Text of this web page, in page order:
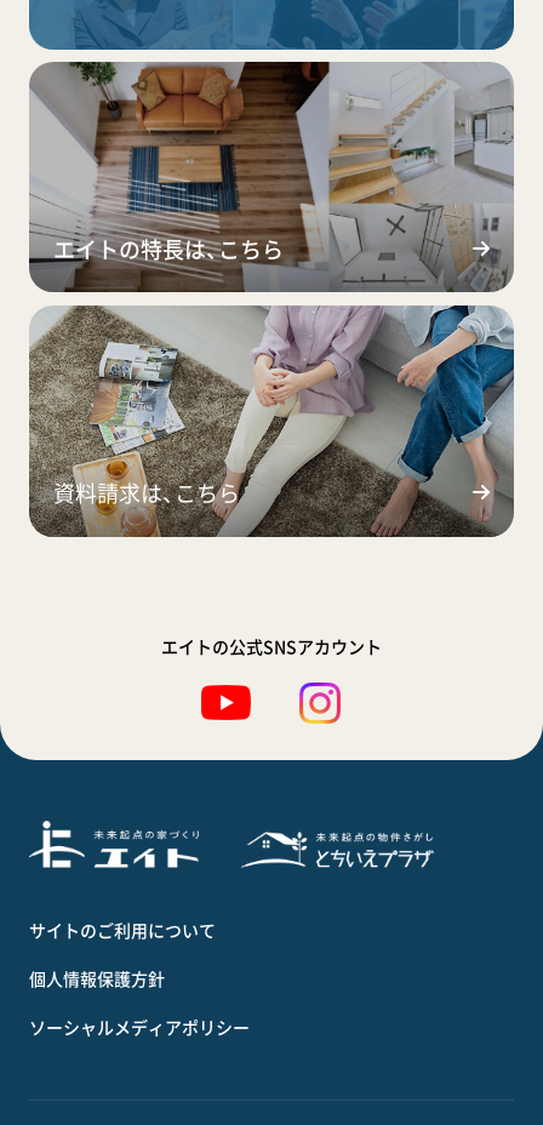
エイトの特長は、こちら
資料請求は、こちら
エイトの公式SNSアカウント
サイトのご利用について
個人情報保護方針
ソーシャルメディアポリシー